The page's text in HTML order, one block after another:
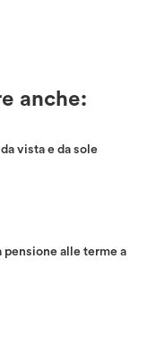
anche:
vista e da sole
pensione alle terme a